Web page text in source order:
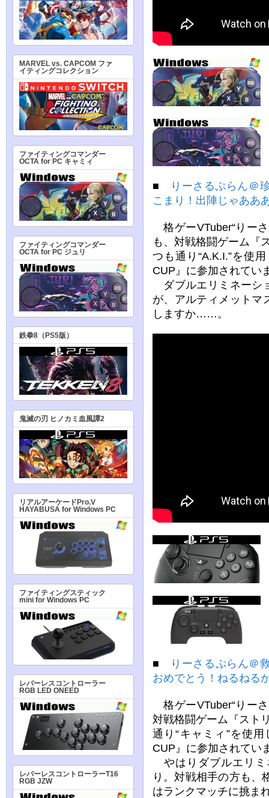
■
りーさるぷらん＠
こまり！出陣じゃああ
格ゲーVTuber“りー
も、対戦格闘ゲーム『
つも通り“A.K.I.”を使
CUP』に参加されてい
ダブルエリミネーシ
が、アルティメットマ
しますか……。
■
りーさるぷらん＠
おめでとう！ねるねる
格ゲーVTuber“りー
対戦格闘ゲーム『スト
通り“キャミィ”を使
CUP』に参加されてい
やはりダブルエリミ
り。対戦相手の方も、
はランクマッチに挑ま
MARVEL vs. CAPCOM ファ
イティングコレクション
ファイティングコマンダー
OCTA for PC キャミィ
ファイティングコマンダー
OCTA for PC ジュリ
鉄拳8（PS5版）
鬼滅の刃 ヒノカミ血風譚2
リアルアーケードPro.V
HAYABUSA for Windows PC
ファイティングスティック
mini for Windows PC
レバーレスコントローラー
RGB LED ONEED
レバーレスコントローラーT16
RGB JZW